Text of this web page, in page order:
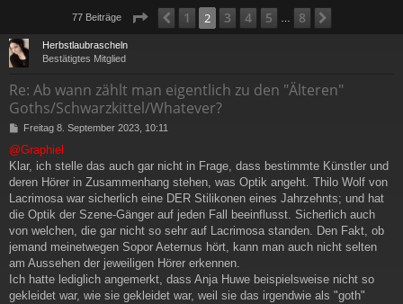
77 Beiträge Seite 2 von 8
Vorherige
1 2 3 4 5 8
Herbstlaubrascheln
Bestätigtes Mitglied
Re: Ab wann zählt man eigentlich zu den "Älteren"
Goths/Schwarzkittel/Whatever?
B
i
t
r
a
Freitag 8. September 2023, 10:11
@Graphiel
Klar, ich stelle das auch gar nicht in Frage, dass bestimmte Künstler und
deren Hörer in Zusammenhang stehen, was Optik angeht. Thilo Wolf von
Lacrimosa war sicherlich eine DER Stilikonen eines Jahrzehnts; und hat
die Optik der Szene-Gänger auf jeden Fall beeinflusst. Sicherlich auch
von welchen, die gar nicht so sehr auf Lacrimosa standen. Den Fakt, ob
jemand meinetwegen Sopor Aeternus hört, kann man auch nicht selten
am Aussehen der jeweiligen Hörer erkennen.
Ich hatte lediglich angemerkt, dass Anja Huwe beispielsweise nicht so
gekleidet war, wie sie gekleidet war, weil sie das irgendwie als "goth"